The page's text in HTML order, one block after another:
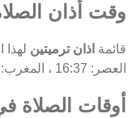
وقت أذان
قائمة اذان ترميتين
العصر: 16:37 ، المغرب: 19:44 ، العشاء: 21:16.
أوقات الصلاة في